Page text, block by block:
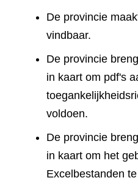
De provincie
vindbaar.
De provincie
in kaart om pdf's
voldoen.
De provincie
in kaart om het
Excelbestanden